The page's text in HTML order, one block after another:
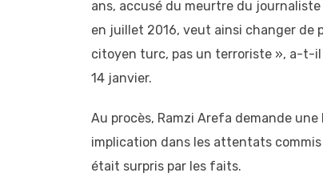
ans, accusé du meurtre du
en juillet 2016, veut ainsi changer de
citoyen turc, pas un terroriste », a-t-il
14 janvier.
Au procès, Ramzi Arefa demande
implication dans les attentats commis
était surpris par les faits.